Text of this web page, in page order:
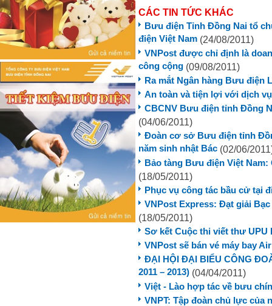
CÁC TIN TỨC KHÁC
Bưu điện Tỉnh Đồng Nai tổ
điện Việt Nam (24/08/2011)
VNPost được chỉ định là
công cộng (09/08/2011)
Ra mắt Ngân hàng Bưu điện
An toàn và tiện lợi với dịch
CBCNV Bưu điện tỉnh Đồng
(04/06/2011)
Đoàn cơ sở Bưu điện tỉnh
năm sinh nhật Bác (02/06/
Bảo tàng Bưu điện Việt
(18/05/2011)
Phục vụ công tác bầu cử tại
VNPost Express: Đạt giải
(18/05/2011)
Sơ kết Cuộc thi viết thư UPU
VNPost sẽ bán vé máy bay
ĐẠI HỘI ĐẠI BIỂU CÔNG
2011 – 2013) (04/04/2011)
Việt - Lào hợp tác về bưu
VNPT: Tập đoàn chủ lực của